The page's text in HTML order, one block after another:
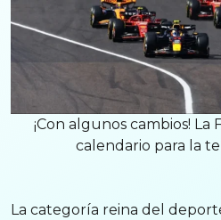
¡Con algunos cambios! La
calendario para la
La categoría reina del